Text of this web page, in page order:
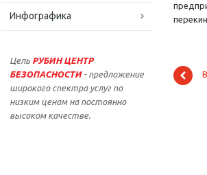
Инфографика
Цель РУБИН ЦЕНТР
БЕЗОПАСНОСТИ - предложение
широкого спектра услуг по
низким ценам на постоянно
высоком качестве.